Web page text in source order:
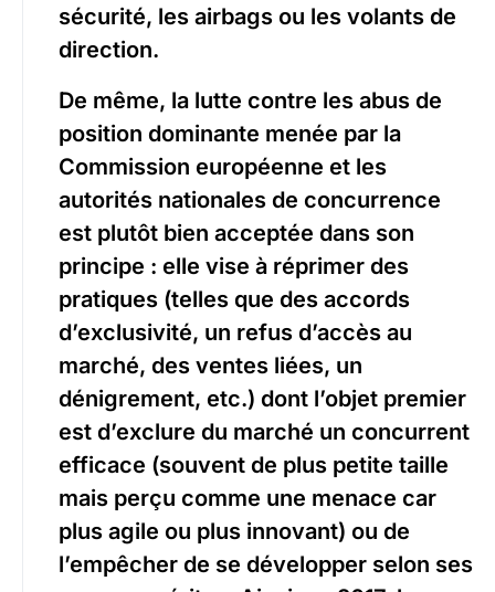
sécurité, les airbags ou les volants de
direction.
De même, la lutte contre les abus de
position dominante menée par la
Commission européenne et les
autorités nationales de concurrence
est plutôt bien acceptée dans son
principe : elle vise à réprimer des
pratiques (telles que des accords
d’exclusivité, un refus d’accès au
marché, des ventes liées, un
dénigrement, etc.) dont l’objet premier
est d’exclure du marché un concurrent
efficace (souvent de plus petite taille
mais perçu comme une menace car
plus agile ou plus innovant) ou de
l’empêcher de se développer selon ses